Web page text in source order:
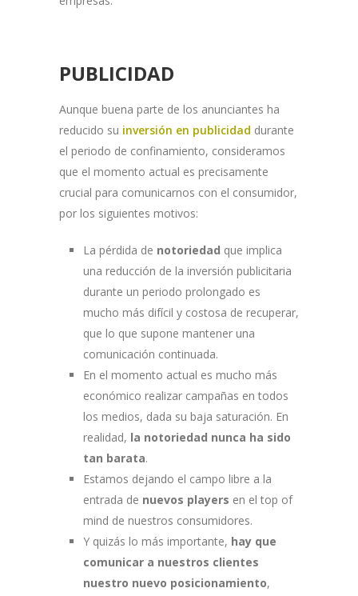
PUBLICIDAD
Aunque buena parte de los anunciantes ha
reducido su inversión en publicidad durante
el periodo de confinamiento, consideramos
que el momento actual es precisamente
crucial para comunicarnos con el consumidor,
por los siguientes motivos:
La pérdida de notoriedad que implica
una reducción de la inversión publicitaria
durante un periodo prolongado es
mucho más difícil y costosa de recuperar,
que lo que supone mantener una
comunicación continuada.
En el momento actual es mucho más
económico realizar campañas en todos
los medios, dada su baja saturación. En
realidad, la notoriedad nunca ha sido
tan barata.
Estamos dejando el campo libre a la
entrada de nuevos players en el top of
mind de nuestros consumidores.
Y quizás lo más importante, hay que
comunicar a nuestros clientes
nuestro nuevo posicionamiento,